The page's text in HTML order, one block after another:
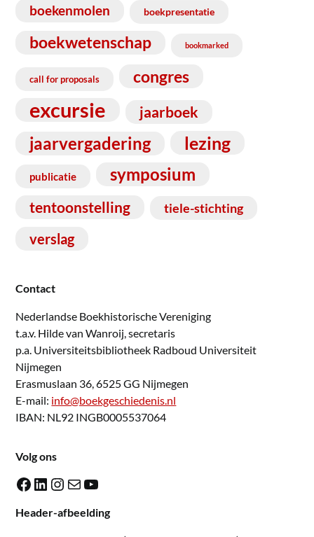
boekenmolen boekpresentatie
boekwetenschap bookmarked
call for proposals congres
excursie jaarboek
jaarvergadering lezing
publicatie symposium
tentoonstelling tiele-stichting
verslag
Contact
Nederlandse Boekhistorische Vereniging
t.a.v. Hilde van Wanroij, secretaris
p.a. Universiteitsbibliotheek Radboud Universiteit
Nijmegen
Erasmuslaan 36, 6525 GG Nijmegen
E-mail: info@boekgeschiedenis.nl
IBAN: NL92 INGB0005537064
Volg ons
Facebook LinkedIn Instagram E-mail YouTube
Header-afbeelding